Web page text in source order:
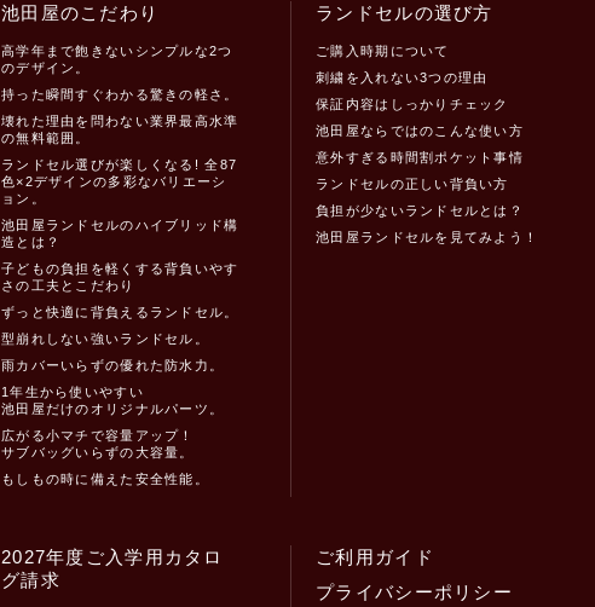
池田屋のこだわり
高学年まで飽きないシンプルな2つ
のデザイン。
持った瞬間すぐわかる驚きの軽さ。
壊れた理由を問わない業界最高水準
の無料範囲。
ランドセル選びが楽しくなる! 全87
色×2デザインの多彩なバリエーシ
ョン。
池田屋ランドセルのハイブリッド構
造とは？
子どもの負担を軽くする背負いやす
さの工夫とこだわり
ずっと快適に背負えるランドセル。
型崩れしない強いランドセル。
雨カバーいらずの優れた防水力。
1年生から使いやすい
池田屋だけのオリジナルパーツ。
広がる小マチで容量アップ！
サブバッグいらずの大容量。
もしもの時に備えた安全性能。
ランドセルの選び方
ご購入時期について
刺繍を入れない3つの理由
保証内容はしっかりチェック
池田屋ならではのこんな使い方
意外すぎる時間割ポケット事情
ランドセルの正しい背負い方
負担が少ないランドセルとは？
池田屋ランドセルを見てみよう！
2027年度ご入学用カタロ
グ請求
ご利用ガイド
プライバシーポリシー